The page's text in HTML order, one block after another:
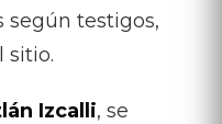
según testigos,
sitio.
Izcalli, se